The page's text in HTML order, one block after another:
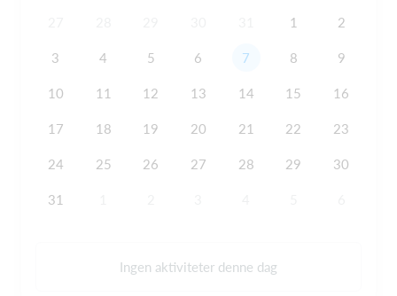
1 2
3 4 5 6 7 8 9
10 11 12 13 14 15 16
17 18 19 20 21 22 23
24 25 26 27 28 29 30
31
Ingen aktiviteter denne dag